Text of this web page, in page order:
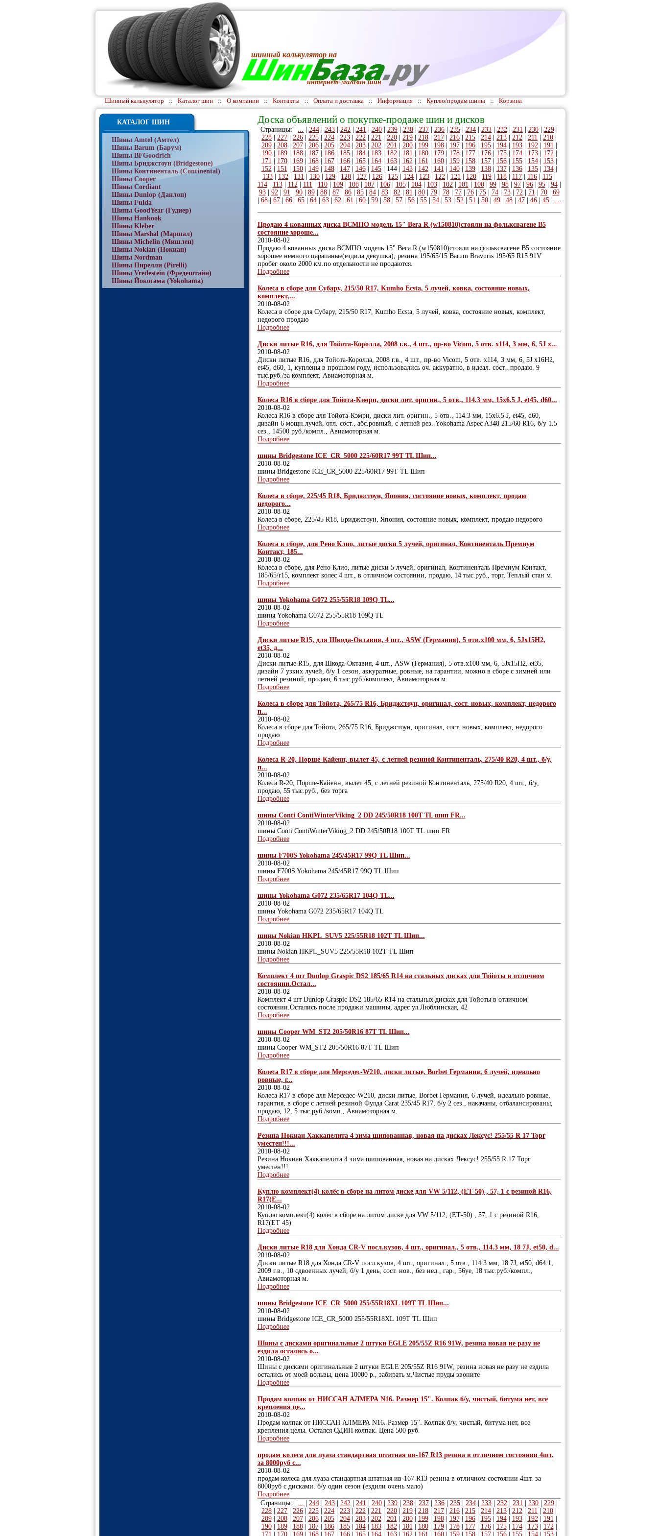
шинный калькуляторна
интернет-магазин шин
Шинный калькулятор :: Каталог шин :: О компании :: Контакты :: Оплата и доставка :: Информация :: Куплю/продам шины :: Корзина
КАТАЛОГ ШИН
Шины Amtel (Амтел)
Шины Barum (Барум)
Шины BFGoodrich
Шины Бриджстоун (Bridgestone)
Шины Континенталь (Continental)
Шины Cooper
Шины Cordiant
Шины Dunlop (Данлоп)
Шины Fulda
Шины GoodYear (Гудиер)
Шины Hankook
Шины Kleber
Шины Marshal (Маршал)
Шины Michelin (Мишлен)
Шины Nokian (Нокиан)
Шины Nordman
Шины Пирелли (Pirelli)
Шины Vredestein (Фредештайн)
Шины Йокогама (Yokohama)
Доска объявлений о покупке-продаже шин и дисков
Страницы: | ... 244 243 242 241 240 239 238 237 236 235 234 233 232 231 230 229
228
227 226 225 224 223 222 221 220 219 218 217 216 215 214 213 212 211 210
209| 208| 207| 206| 205| 204| 203| 202| 201 200| 199| 198| 197| 196| 195| 194| 193| 192| 191
190| 189| 188| 187| 186| 185| 184| 183| 182| 181 180| 179| 178| 177| 176| 175| 174| 173| 172|
171
170| 169| 168| 167| 166| 165| 164| 163| 162| 161 160| 159| 158| 157| 156| 155| 154| 153|
152| 151 150| 149| 148| 147| 146| 145| 144| 143| 142| 141 140| 139| 138| 137| 136| 135| 134|
133
132 131 130 129 128 127 126 125 124 123 122 121 120 119 118 117 116 115
114| 113| 112| 111 110| 109| 108| 107| 106| 105| 104| 103| 102| 101 100| 99| 98| 97| 96| 95| 94|
93| 92| 91 90| 89| 88| 87| 86| 85| 84| 83| 82| 81 80| 79| 78| 77| 76| 75| 74| 73| 72| 71 70| 69
68 67 66 65 64 63 62 61 60 59 58 57 56 55 54 53 52 51 50 49 48 47 46 45
...
Продаю 4 кованных диска ВСМПО модель 15" Вега R (w150810)стояли на фольксвагене В5
состояние хороше...
2010-08-02
Продаю 4 кованных диска ВСМПО модель 15" Вега R (w150810)стояли на фольксвагене В5 состояние
хорошее немного царапаные(ездила девушка), резина 195/65/15 Barum Bravuris 195/65 R15 91V
пробег около 2000 км.по отдельности не продаются.
Подробнее
Колеса в сборе для Субару, 215/50 R17, Kumho Ecsta, 5 лучей, ковка, состояние новых,
комплект,...
2010-08-02
Колеса в сборе для Субару, 215/50 R17, Kumho Ecsta, 5 лучей, ковка, состояние новых, комплект,
недорого продаю
Подробнее
Диски литые R16, для Тойота-Королла, 2008 г.в., 4 шт., пр-во Vicom, 5 отв. х114, 3 мм, 6, 5J х...
2010-08-02
Диски литые R16, для Тойота-Королла, 2008 г.в., 4 шт., пр-во Vicom, 5 отв. х114, 3 мм, 6, 5J х16Н2,
et45, d60, 1, куплены в прошлом году, использовались оч. аккуратно, в идеал. сост., продаю, 9
тыс.руб./за комплект, Авиамоторная м.
Подробнее
Колеса R16 в сборе для Тойота-Кэмри, диски лит. оригин., 5 отв., 114.3 мм, 15х6.5 J, et45, d60...
2010-08-02
Колеса R16 в сборе для Тойота-Кэмри, диски лит. оригин., 5 отв., 114.3 мм, 15х6.5 J, et45, d60,
дизайн 6 мощн.лучей, отл. сост., абс.ровный, с летней рез. Yokohama Aspec A348 215/60 R16, б/у 1.5
сез., 14500 руб./компл., Авиамоторная м.
Подробнее
шины Bridgestone ICE_CR_5000 225/60R17 99T TL Шип...
2010-08-02
шины Bridgestone ICE_CR_5000 225/60R17 99T TL Шип
Подробнее
Колеса в сборе, 225/45 R18, Бриджстоун, Япония, состояние новых, комплект, продаю
недорого...
2010-08-02
Колеса в сборе, 225/45 R18, Бриджстоун, Япония, состояние новых, комплект, продаю недорого
Подробнее
Колеса в сборе, для Рено Клио, литые диски 5 лучей, оригинал, Континенталь Премиум
Контакт, 185...
2010-08-02
Колеса в сборе, для Рено Клио, литые диски 5 лучей, оригинал, Континенталь Премиум Контакт,
185/65/r15, комплект колес 4 шт., в отличном состоянии, продаю, 14 тыс.руб., торг, Теплый стан м.
Подробнее
шины Yokohama G072 255/55R18 109Q TL...
2010-08-02
шины Yokohama G072 255/55R18 109Q TL
Подробнее
Диски литые R15, для Шкода-Октавия, 4 шт., ASW (Германия), 5 отв.х100 мм, 6, 5Jх15Н2,
et35, д...
2010-08-02
Диски литые R15, для Шкода-Октавия, 4 шт., ASW (Германия), 5 отв.х100 мм, 6, 5Jх15Н2, et35,
дизайн 7 узких лучей, б/у 1 сезон, аккуратные, ровные, на гарантии, можно в сборе с зимней или
летней резиной, продаю, 6 тыс.руб./комплект, Авиамоторная м.
Подробнее
Колеса в сборе для Тойота, 265/75 R16, Бриджстоун, оригинал, сост. новых, комплект, недорого
п...
2010-08-02
Колеса в сборе для Тойота, 265/75 R16, Бриджстоун, оригинал, сост. новых, комплект, недорого
продаю
Подробнее
Колеса R-20, Порше-Кайенн, вылет 45, с летней резиной Континенталь, 275/40 R20, 4 шт., б/у,
п...
2010-08-02
Колеса R-20, Порше-Кайенн, вылет 45, с летней резиной Континенталь, 275/40 R20, 4 шт., б/у,
продаю, 55 тыс.руб., без торга
Подробнее
шины Conti ContiWinterViking_2 DD 245/50R18 100T TL шип FR...
2010-08-02
шины Conti ContiWinterViking_2 DD 245/50R18 100T TL шип FR
Подробнее
шины F700S Yokohama 245/45R17 99Q TL Шип...
2010-08-02
шины F700S Yokohama 245/45R17 99Q TL Шип
Подробнее
шины Yokohama G072 235/65R17 104Q TL...
2010-08-02
шины Yokohama G072 235/65R17 104Q TL
Подробнее
шины Nokian HKPL_SUV5 225/55R18 102T TL Шип...
2010-08-02
шины Nokian HKPL_SUV5 225/55R18 102T TL Шип
Подробнее
Комплект 4 шт Dunlop Graspic DS2 185/65 R14 на стальных дисках для Тойоты в отличном
состоянии.Остал...
2010-08-02
Комплект 4 шт Dunlop Graspic DS2 185/65 R14 на стальных дисках для Тойоты в отличном
состоянии.Остались после продажи машины, адрес ул.Люблинская, 42
Подробнее
шины Cooper WM_ST2 205/50R16 87T TL Шип...
2010-08-02
шины Cooper WM_ST2 205/50R16 87T TL Шип
Подробнее
Колеса R17 в сборе для Мерседес-W210, диски литые, Воrbet Германия, 6 лучей, идеально
ровные, г...
2010-08-02
Колеса R17 в сборе для Мерседес-W210, диски литые, Воrbet Германия, 6 лучей, идеально ровные,
гарантия, в сборе с летней резиной Фулда Саrat 235/45 R17, б/у 2 сез., накачаны, отбалансированы,
продаю, 12, 5 тыс.руб./комп., Авиамоторная м.
Подробнее
Резина Нокиан Хаккапелита 4 зима шипованная, новая на дисках Лексус! 255/55 R 17 Торг
уместен!!!...
2010-08-02
Резина Нокиан Хаккапелита 4 зима шипованная, новая на дисках Лексус! 255/55 R 17 Торг
уместен!!!
Подробнее
Куплю комплект(4) колёс в сборе на литом диске для VW 5/112, (ЕТ-50) , 57, 1 с резиной R16,
R17(E...
2010-08-02
Куплю комплект(4) колёс в сборе на литом диске для VW 5/112, (ЕТ-50) , 57, 1 с резиной R16,
R17(ET 45)
Подробнее
Диски литые R18 для Хонда CR-V посл.кузов, 4 шт., оригинал., 5 отв., 114.3 мм, 18 7J, et50, d...
2010-08-02
Диски литые R18 для Хонда CR-V посл.кузов, 4 шт., оригинал., 5 отв., 114.3 мм, 18 7J, et50, d64.1,
2009 г.в., 10 сдвоенных лучей, б/у 1 день, сост. нов., без нед., гар., 56уе, 18 тыс.руб./компл.,
Авиамоторная м.
Подробнее
шины Bridgestone ICE_CR_5000 255/55R18XL 109T TL Шип...
2010-08-02
шины Bridgestone ICE_CR_5000 255/55R18XL 109T TL Шип
Подробнее
Шины с дисками оригинальные 2 штуки EGLE 205/55Z R16 91W, резина новая не разу не
ездила остались о...
2010-08-02
Шины с дисками оригинальные 2 штуки EGLE 205/55Z R16 91W, резина новая не разу не ездила
остались от моей вольвы, цена 10000 р., забирать м.Чистые пруды звоните
Подробнее
Продам колпак от НИССАН АЛМЕРА N16. Размер 15". Колпак б/у, чистый, битума нет, все
крепления це...
2010-08-02
Продам колпак от НИССАН АЛМЕРА N16. Размер 15". Колпак б/у, чистый, битума нет, все
крепления целы. Остался ОДИН колпак. Цена 500 руб.
Подробнее
продам колеса для луаза стандартная штатная ив-167 R13 резина в отличном состоянии 4шт.
за 8000руб с...
2010-08-02
продам колеса для луаза стандартная штатная ив-167 R13 резина в отличном состоянии 4шт. за
8000руб с дисками. б/у один сезон (ездили очень мало)
Подробнее
Страницы: | ... 244 243 242 241 240 239 238 237 236 235 234 233 232 231 230 229
228
227 226 225 224 223 222 221 220 219 218 217 216 215 214 213 212 211 210
209| 208| 207| 206| 205| 204| 203| 202| 201 200| 199| 198| 197| 196| 195| 194| 193| 192| 191
190| 189| 188| 187| 186| 185| 184| 183| 182| 181 180| 179| 178| 177| 176| 175| 174| 173| 172|
171
170| 169| 168| 167| 166| 165| 164| 163| 162 161 160| 159| 158| 157| 156| 155| 154| 153|